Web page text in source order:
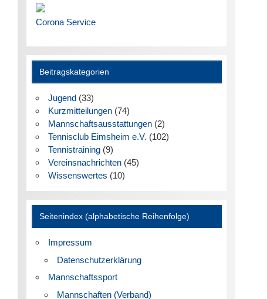
Corona Service
Beitragskategorien
Jugend(33)
Kurzmitteilungen(74)
Mannschaftsausstattungen(2)
Tennisclub Eimsheim e.V. (102)
Tennistraining(9)
Vereinsnachrichten(45)
Wissenswertes (10)
Seitenindex (alphabetische Reihenfolge)
Impressum
Datenschutzerklärung
Mannschaftssport
Mannschaften (Verband)